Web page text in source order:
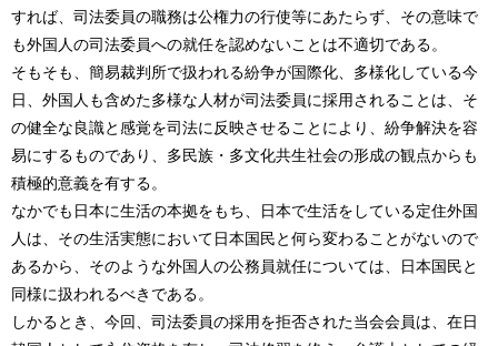
すれば、司法委員の職務は公権力の行使等にあたらず、その意味で
も外国人の司法委員への就任を認めないことは不適切である。
そもそも、簡易裁判所で扱われる紛争が国際化、多様化している今
日、外国人も含めた多様な人材が司法委員に採用されることは、そ
の健全な良識と感覚を司法に反映させることにより、紛争解決を容
易にするものであり、多民族・多文化共生社会の形成の観点からも
積極的意義を有する。
なかでも日本に生活の本拠をもち、日本で生活をしている定住外国
人は、その生活実態において日本国民と何ら変わることがないので
あるから、そのような外国人の公務員就任については、日本国民と
同様に扱われるべきである。
しかるとき、今回、司法委員の採用を拒否された当会会員は、在日